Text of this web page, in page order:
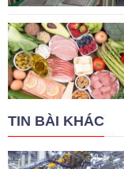
TIN BÀI KHÁC